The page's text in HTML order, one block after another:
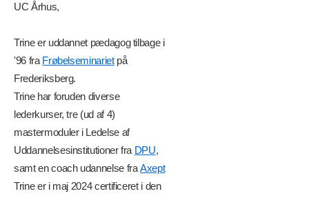
UC Århus,
Trine er uddannet pædagog tilbage i
'96 fra Frøbelseminarietpå
Frederiksberg.
Trine har foruden diverse
lederkurser, tre (ud af 4)
mastermoduler i Ledelse af
Uddannelsesinstitutioner fra DPU,
samt en coach udannelse fraAxept
Trine er i maj 2024 certificeret i den